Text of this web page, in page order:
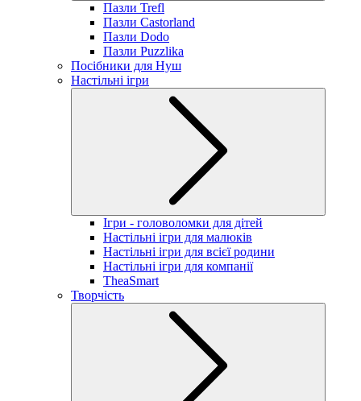
Пазли Trefl
Пазли Castorland
Пазли Dodo
Пазли Puzzlika
Посібники для Нуш
Настільні ігри
Ігри - головоломки для дітей
Настільні ігри для малюків
Настільні ігри для всієї родини
Настільні ігри для компанії
TheaSmart
Творчість